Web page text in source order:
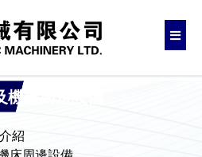
床周邊設備
紹